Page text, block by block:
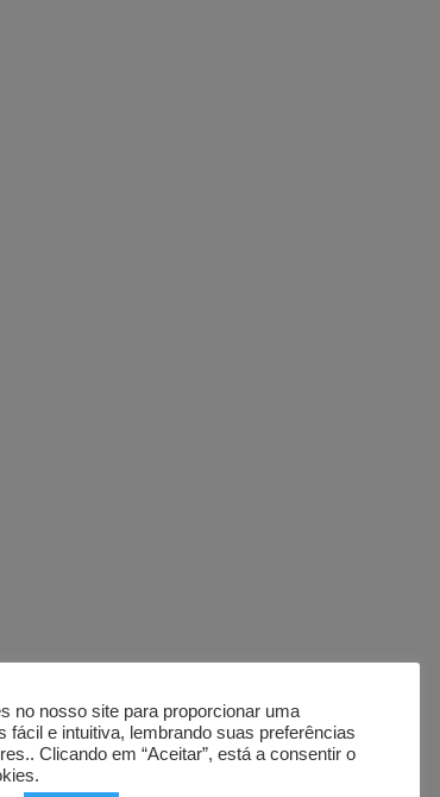
no nosso site para proporcionar uma
fácil e intuitiva, lembrando suas preferências
Clicando em “Aceitar”, está a consentir o